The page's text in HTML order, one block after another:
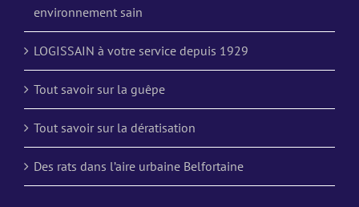
environnement sain
LOGISSAIN à votre service depuis 1929
Tout savoir sur la guêpe
Tout savoir sur la dératisation
Des rats dans l’aire urbaine Belfortaine